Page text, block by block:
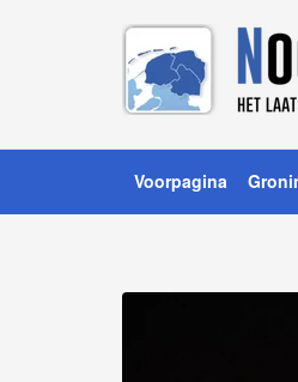
Voorpagina